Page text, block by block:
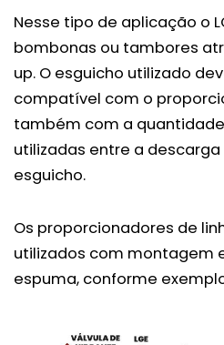
Nesse tipo de aplicação o
bombonas ou tambores
up. O esguicho utilizado
compatível com o
também com a
utilizadas entre a
esguicho.
Os proporcionadores de
utilizados com montagem
espuma, conforme